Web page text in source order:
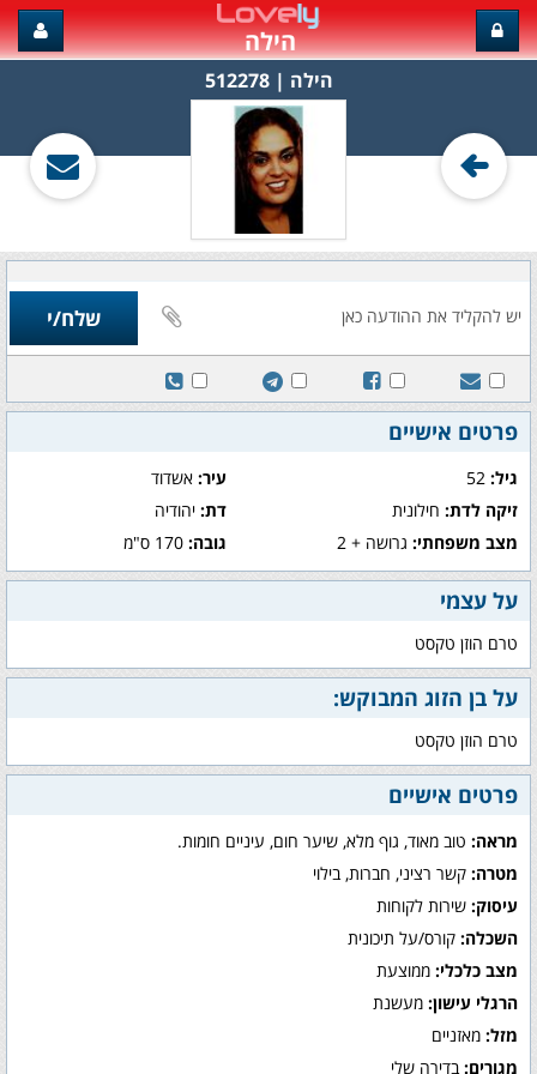
הילה
הילה‏ | 512278
פרטים אישיים
גיל: עיר:אשדוד
זיקה לדת: חילונית דת:יהודיה
מצב משפחתי: גרושה + 2 גובה:170 ס"מ
על עצמי
טרם הוזן טקסט
על בן הזוג המבוקש:
טרם הוזן טקסט
פרטים אישיים
מראה: טוב מאוד, גוף מלא, שיער חום, עיניים חומות.
מטרה: קשר רציני, חברות, בילוי
עיסוק: שירות לקוחות
השכלה: קורס/על תיכונית
מצב כלכלי: ממוצעת
הרגלי עישון: מעשנת
מזל: מאזניים
מגורים: בדירה שלי